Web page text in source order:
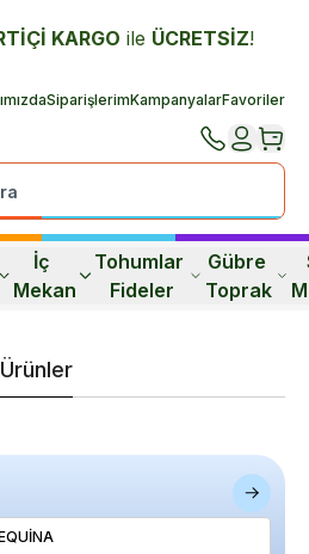
KARGO ile ÜCRETSİZ!
SiparişlerimKampanyalarFavoriler
İç
Mekan
Tohumlar
Fideler
Gübre
Toprak